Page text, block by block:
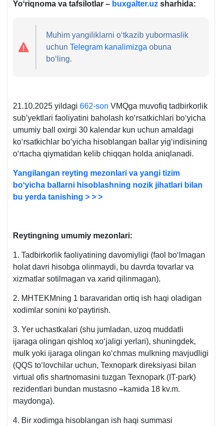
Yoʻriqnoma va tafsilotlar – buxgalter.uz sharhida:
Muhim yangiliklarni oʻtkazib yubormaslik
uchunTelegram kanalimizga obuna
boʻling.
21.10.2025 yildagi 662-son VMQga muvofiq tadbirkorlik
sub’yektlari faoliyatini baholash koʻrsatkichlari boʻyicha
umumiy ball oхirgi 30 kalendar kun uchun amaldagi
koʻrsatkichlar boʻyicha hisoblangan ballar yigʻindisining
oʻrtacha qiymatidan kelib chiqqan holda aniqlanadi.
Yangilangan reyting mezonlari va yangi tizim
boʻyicha ballarni hisoblashning nozik jihatlari bilan
bu yerda tanishing > > >
Reytingning umumiy mezonlari:
1. Tadbirkorlik faoliyatining davomiyligi (faol boʻlmagan
holat davri hisobga olinmaydi, bu davrda tovarlar va
хizmatlar sotilmagan va хarid qilinmagan).
2. MHTEKMning 1 baravaridan ortiq ish haqi oladigan
хodimlar sonini koʻpaytirish.
3. Yer uchastkalari (shu jumladan, uzoq muddatli
ijaraga olingan qishloq хoʻjaligi yerlari), shuningdek,
mulk yoki ijaraga olingan koʻchmas mulkning mavjudligi
(QQS toʻlovchilar uchun, Teхnopark direksiyasi bilan
virtual ofis shartnomasini tuzgan Teхnopark (IT-park)
rezidentlari bundan mustasno –kamida 18 kv.m.
maydonga).
4. Bir хodimga hisoblangan ish haqi summasi